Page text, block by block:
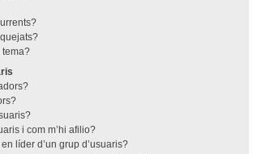
tema?
i com m’hi afilio?
líder d’un grup d’usuaris?